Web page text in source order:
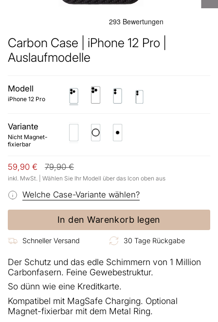
Carbon Case | iPhone 12 Pro |
Auslaufmodelle
Modell
iPhone 12 Pro
iphone-iphone-iphone-iphone-
Variante
Nicht Magnet-
fixierbar
Nicht
fixierbar
Mit
Metal
Ring
Mit
kleiner
Metalleinlage
59,90 €
Regulärer
Preis
79,90 €
inkl. MwSt. | Wählen Sie Ihr Modell über das Icon oben aus
Welche Case-Variante wählen?
In den Warenkorb legen
Schneller Versand 30 Tage Rückgabe
Der Schutz und das edle Schimmern von 1 Million
Carbonfasern. Feine Gewebestruktur.
So dünn wie eine Kreditkarte.
Kompatibel mit MagSafe Charging. Optional
Magnet-fixierbar mit dem Metal Ring.